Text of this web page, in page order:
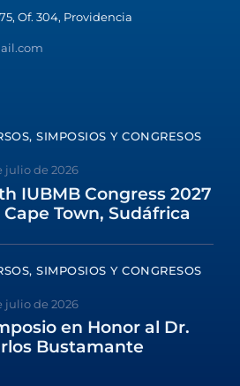
Of. 304, Providencia
SIMPOSIOS Y CONGRESOS
julio de 2026
IUBMB Congress 2027
Cape Town, Sudáfrica
SIMPOSIOS Y CONGRESOS
julio de 2026
en Honor al Dr.
Bustamante